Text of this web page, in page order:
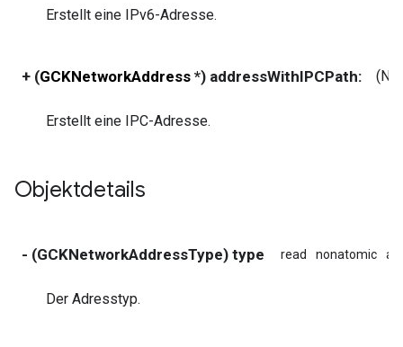
Erstellt eine IPv6-Adresse.
+ (GCKNetworkAddress *) addressWithIPCPath:
Erstellt eine IPC-Adresse.
Objektdetails
- (GCKNetworkAddressType) type read nonatomic
Der Adresstyp.